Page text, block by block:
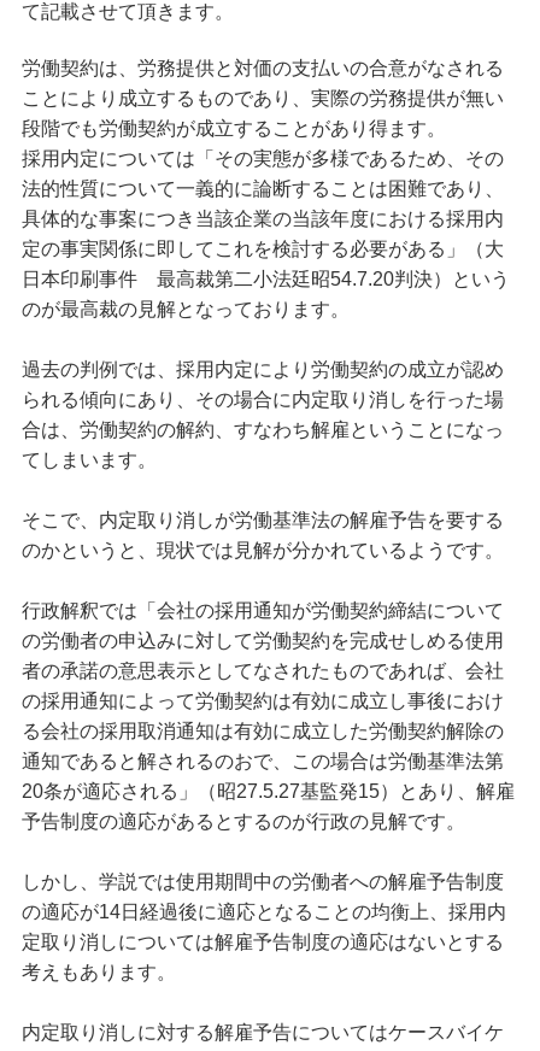
て記載させて頂きます。
労働契約は、労務提供と対価の支払いの合意がなされる
ことにより成立するものであり、実際の労務提供が無い
段階でも労働契約が成立することがあり得ます。
採用内定については「その実態が多様であるため、その
法的性質について一義的に論断することは困難であり、
具体的な事案につき当該企業の当該年度における採用内
定の事実関係に即してこれを検討する必要がある」（大
日本印刷事件 最高裁第二小法廷昭54.7.20判決）という
のが最高裁の見解となっております。
過去の判例では、採用内定により労働契約の成立が認め
られる傾向にあり、その場合に内定取り消しを行った場
合は、労働契約の解約、すなわち解雇ということになっ
てしまいます。
そこで、内定取り消しが労働基準法の解雇予告を要する
のかというと、現状では見解が分かれているようです。
行政解釈では「会社の採用通知が労働契約締結について
の労働者の申込みに対して労働契約を完成せしめる使用
者の承諾の意思表示としてなされたものであれば、会社
の採用通知によって労働契約は有効に成立し事後におけ
る会社の採用取消通知は有効に成立した労働契約解除の
通知であると解されるのおで、この場合は労働基準法第
20条が適応される」（昭27.5.27基監発15）とあり、解雇
予告制度の適応があるとするのが行政の見解です。
しかし、学説では使用期間中の労働者への解雇予告制度
の適応が14日経過後に適応となることの均衡上、採用内
定取り消しについては解雇予告制度の適応はないとする
考えもあります。
内定取り消しに対する解雇予告についてはケースバイケ